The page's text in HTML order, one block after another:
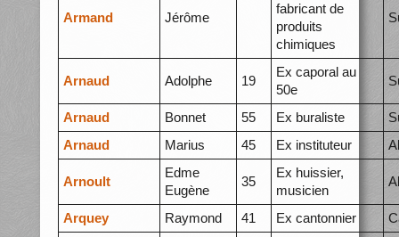
Armand Jérôme
fabricant de
produits
chimiques
Arnaud Adolphe 19
Ex caporal au
50e
Arnaud Bonnet 55 Ex buraliste
Arnaud
Marius 45 Ex instituteur
Arnoult
Edme
Eugène
35
Ex huissier,
musicien
Arquey Raymond 41 Ex cantonnier